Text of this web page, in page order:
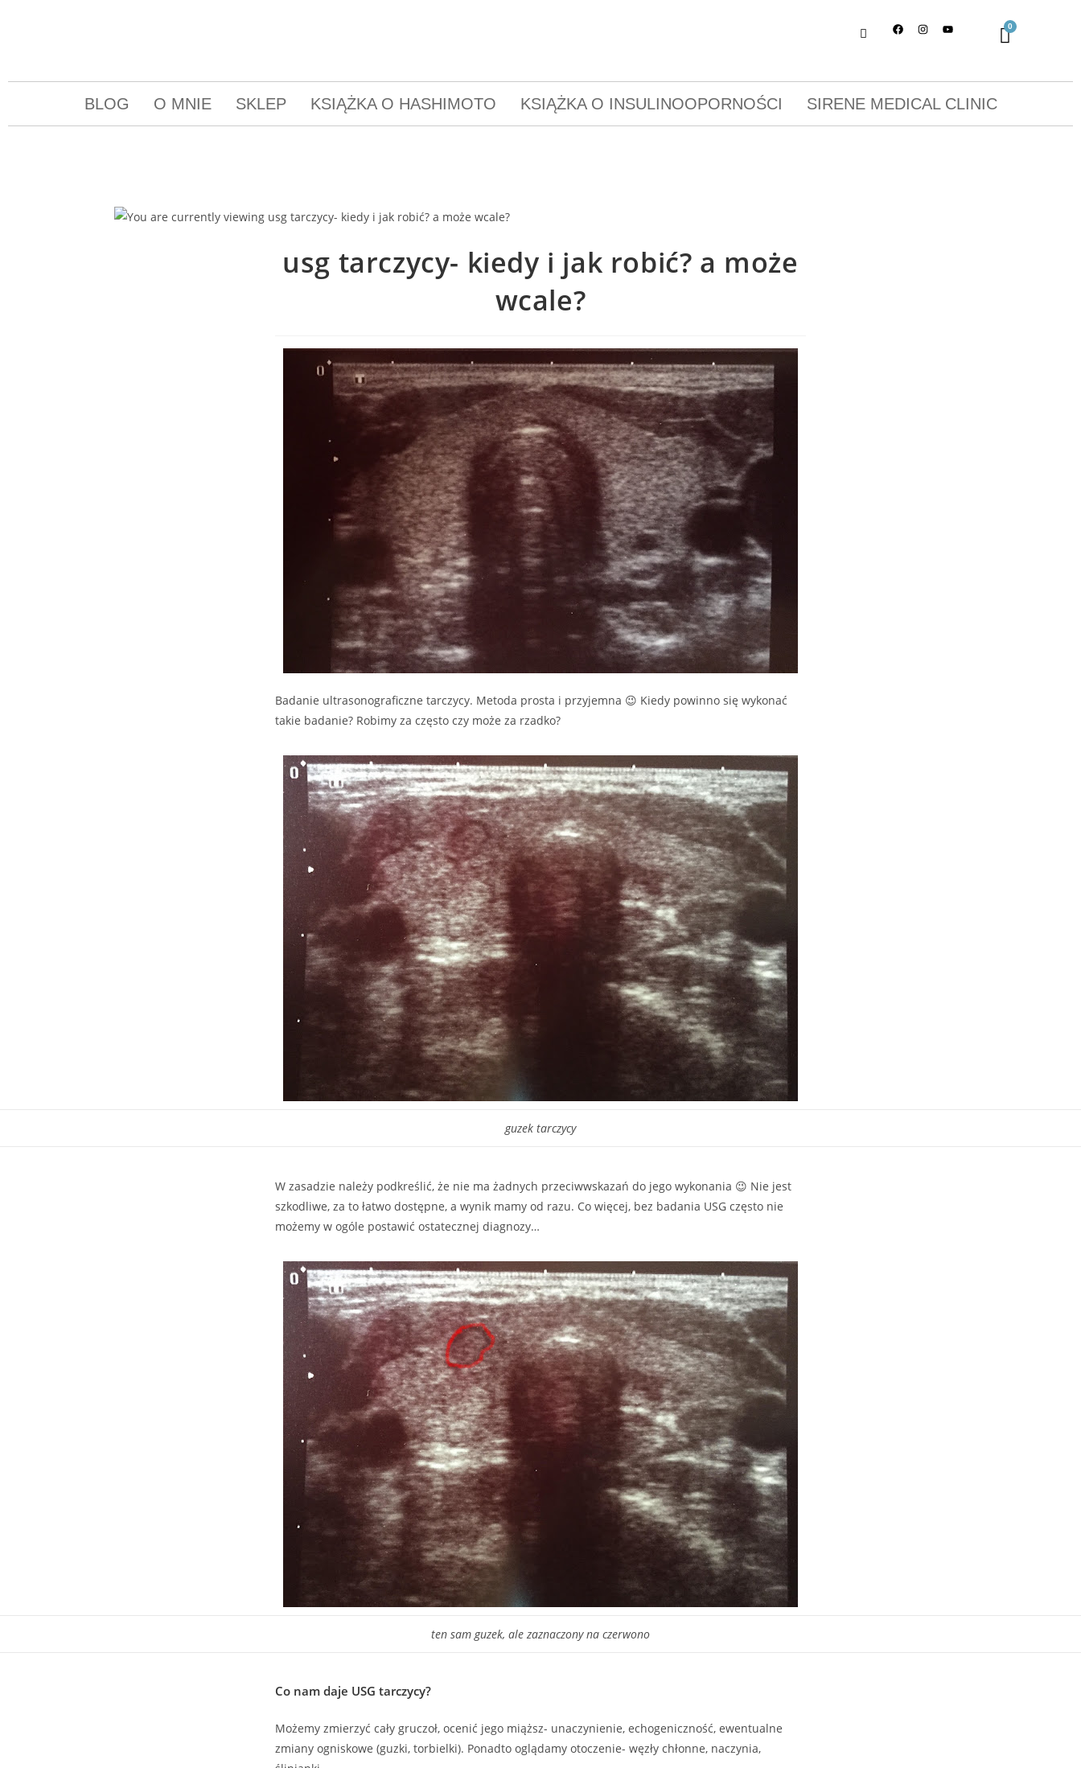
BLOG O MNIE SKLEP KSIĄŻKA O HASHIMOTO KSIĄŻKA O INSULINOOPORNOŚCI SIRENE MEDICAL CLINIC
usg tarczycy- kiedy i jak robić? a może
wcale?
Badanie ultrasonograficzne tarczycy. Metoda prosta i przyjemna 😉 Kiedy powinno się wykonać
takie badanie? Robimy za często czy może za rzadko?
guzek tarczycy
W zasadzie należy podkreślić, że nie ma żadnych przeciwwskazań do jego wykonania 😉 Nie jest
szkodliwe, za to łatwo dostępne, a wynik mamy od razu. Co więcej, bez badania USG często nie
możemy w ogóle postawić ostatecznej diagnozy…
ten sam guzek, ale zaznaczony na czerwono
Co nam daje USG tarczycy?
Możemy zmierzyć cały gruczoł, ocenić jego miąższ- unaczynienie, echogeniczność, ewentualne
zmiany ogniskowe (guzki, torbielki). Ponadto oglądamy otoczenie- węzły chłonne, naczynia,